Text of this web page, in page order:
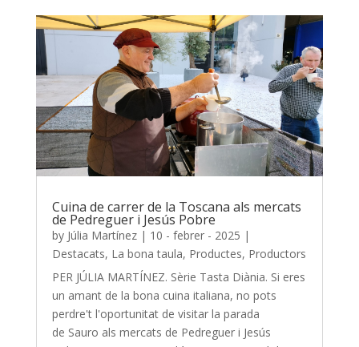
Cuina de carrer de la Toscana als mercats
de Pedreguer i Jesús Pobre
by Júlia Martínez| 10 - febrer - 2025 |
Destacats, La bona taula, Productes, Productors
PER JÚLIA MARTÍNEZ. Sèrie Tasta Diània. Si eres
un amant de la bona cuina italiana, no pots
perdre't l'oportunitat de visitar la parada
de Sauro als mercats de Pedreguer i Jesús